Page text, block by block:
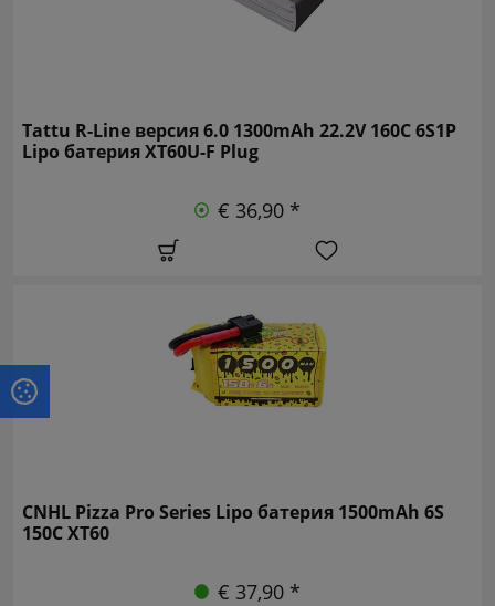
Tattu R-Line версия 6.0 1300mAh 22.2V 160C 6S1P
Lipo батерия XT60U-F Plug
€ 36,90 *
CNHL Pizza Pro Series Lipo батерия 1500mAh 6S
150C XT60
€ 37,90 *